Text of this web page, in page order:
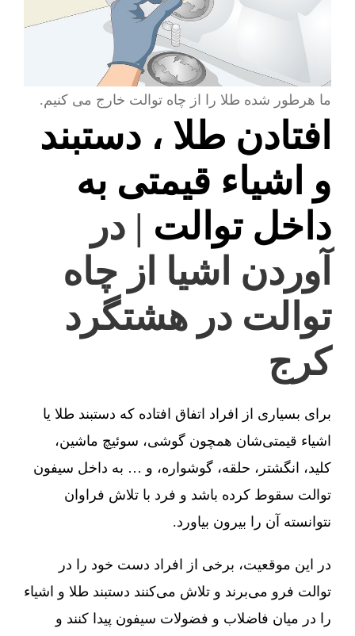
ما هرطور شده طلا را از چاه توالت خارج می کنیم.
افتادن طلا ، دستبند
و اشیاء قیمتی به
داخل توالت | در
آوردن اشیا از چاه
توالت در هشتگرد
کرج
برای بسیاری از افراد اتفاق افتاده که دستبند طلا یا
اشیاء قیمتی‌شان همچون گوشی، سوئیچ ماشین،
کلید، انگشتر، حلقه، گوشواره، و … به داخل سیفون
توالت سقوط کرده باشد و فرد با تلاش فراوان
نتوانسته آن را بیرون بیاورد.
در این موقعیت، برخی از افراد دست خود را در
توالت فرو می‌برند و تلاش می‌کنند دستبند طلا و اشیاء
را در میان فاضلاب و فضولات سیفون پیدا کنند و